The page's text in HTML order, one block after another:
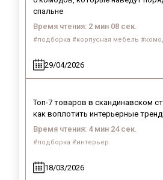
спальне
Время чтения: 2 мин 08 сек.
#подборка #корпусная мебель
29/04/2026
Топ-7 товаров в скандинавском
как воплотить интерьерные
Время чтения: 4 мин 24 сек.
#подборка #интерьер
18/03/2026